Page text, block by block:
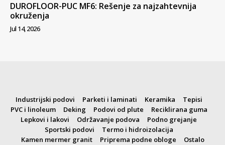
DUROFLOOR-PUC MF6: Rešenje za najzahtevnija
okruženja
Jul 14, 2026
Industrijski podovi Parketi i laminati Keramika
Tepisi
PVC i linoleum
Deking Podovi od plute
Reciklirana guma
Lepkovi i lakovi
Održavanje podova
Podno grejanje
Sportski podovi
Termo i hidroizolacija
Kamen mermer granit
Priprema podne obloge Ostalo